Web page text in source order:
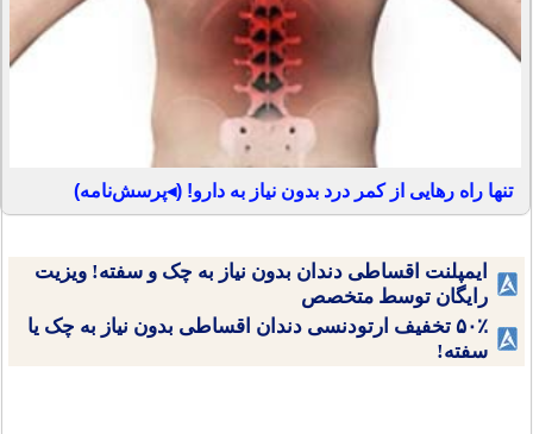
تنها راه رهایی از کمر درد بدون نیاز به دارو! (◂پرسش‌نامه)
ایمپلنت اقساطی دندان بدون نیاز به چک و سفته! ویزیت
رایگان توسط متخصص
۵۰٪ تخفیف ارتودنسی دندان اقساطی بدون نیاز به چک یا
سفته!